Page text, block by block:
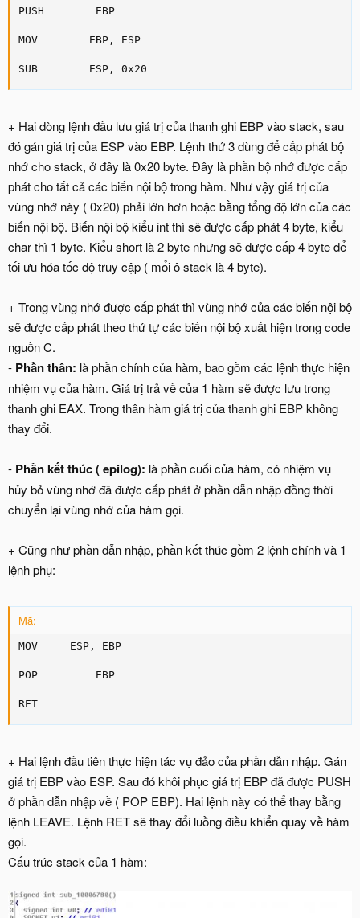
PUSH        EBP
MOV        EBP, ESP
SUB        ESP, 0x20
+ Hai dòng lệnh đầu lưu giá trị của thanh ghi EBP vào stack, sau
đó gán giá trị của ESP vào EBP. Lệnh thứ 3 dùng để cấp phát bộ
nhớ cho stack, ở đây là 0x20 byte. Đây là phần bộ nhớ được cấp
phát cho tất cả các biến nội bộ trong hàm. Như vậy giá trị của
vùng nhớ này ( 0x20) phải lớn hơn hoặc bằng tổng độ lớn của các
biến nội bộ. Biến nội bộ kiểu int thì sẽ được cấp phát 4 byte, kiểu
char thì 1 byte. Kiểu short là 2 byte nhưng sẽ được cấp 4 byte để
tối ưu hóa tốc độ truy cập ( mổi ô stack là 4 byte).
+ Trong vùng nhớ được cấp phát thì vùng nhớ của các biến nội bộ
sẽ được cấp phát theo thứ tự các biến nội bộ xuất hiện trong code
nguồn C.
- Phần thân: là phần chính của hàm, bao gồm các lệnh thực hiện
nhiệm vụ của hàm. Giá trị trả về của 1 hàm sẽ được lưu trong
thanh ghi EAX. Trong thân hàm giá trị của thanh ghi EBP không
thay đổi.
- Phần kết thúc ( epilog): là phần cuối của hàm, có nhiệm vụ
hủy bỏ vùng nhớ đã được cấp phát ở phần dẫn nhập đồng thời
chuyển lại vùng nhớ của hàm gọi.
+ Cũng như phần dẫn nhập, phần kết thúc gồm 2 lệnh chính và 1
lệnh phụ:
Mã:
MOV     ESP, EBP
POP         EBP
RET
+ Hai lệnh đầu tiên thực hiện tác vụ đảo của phần dẫn nhập. Gán
giá trị EBP vào ESP. Sau đó khôi phục giá trị EBP đã được PUSH
ở phần dẫn nhập về ( POP EBP). Hai lệnh này có thể thay bằng
lệnh LEAVE. Lệnh RET sẽ thay đổi luồng điều khiển quay về hàm
gọi.
Cấu trúc stack của 1 hàm: